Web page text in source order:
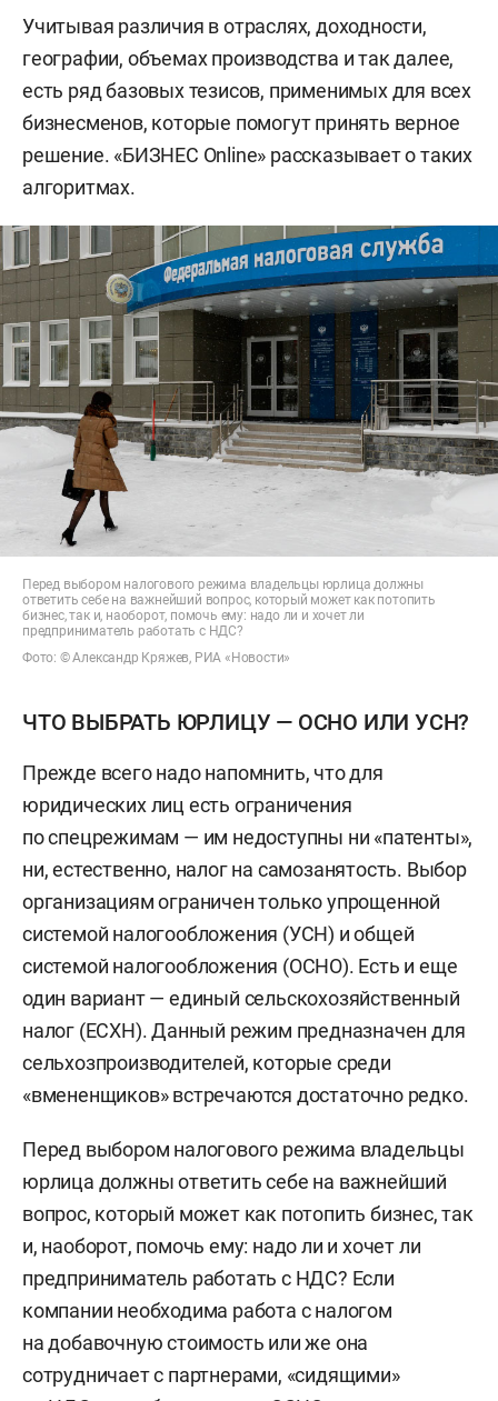
Учитывая различия в отраслях, доходности,
географии, объемах производства и так далее,
есть ряд базовых тезисов, применимых для всех
бизнесменов, которые помогут принять верное
решение. «БИЗНЕС Online» рассказывает о таких
алгоритмах.
Перед выбором налогового режима владельцы юрлица должны
ответить себе на важнейший вопрос, который может как потопить
бизнес, так и, наоборот, помочь ему: надо ли и хочет ли
предприниматель работать с НДС?
Фото: © Александр Кряжев, РИА «Новости»
ЧТО ВЫБРАТЬ ЮРЛИЦУ — ОСНО ИЛИ УСН?
Прежде всего надо напомнить, что для
юридических лиц есть ограничения
по спецрежимам — им недоступны ни «патенты»,
ни, естественно, налог на самозанятость. Выбор
организациям ограничен только упрощенной
системой налогообложения (УСН) и общей
системой налогообложения (ОСНО). Есть и еще
один вариант — единый сельскохозяйственный
налог (ЕСХН). Данный режим предназначен для
сельхозпроизводителей, которые среди
«вмененщиков» встречаются достаточно редко.
Перед выбором налогового режима владельцы
юрлица должны ответить себе на важнейший
вопрос, который может как потопить бизнес, так
и, наоборот, помочь ему: надо ли и хочет ли
предприниматель работать с НДС? Если
компании необходима работа с налогом
на добавочную стоимость или же она
сотрудничает с партнерами, «сидящими»